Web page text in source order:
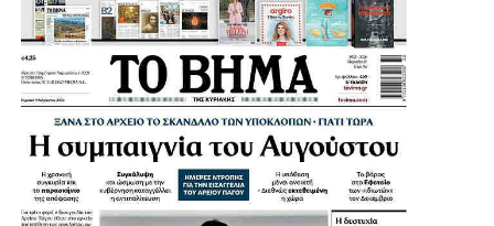
ΣΥΜΒΟΥΛΟΣ ΙΛΙΟΥ
ΧΡΟΝΟΠΟΥΛΟΥ ΚΩΝΣΤΑΝΤΙΝΑ ΔΗΜΟΤΙΚΗ
ΣΥΜΒΟΥΛΟΣ ΧΑΙΔΑΡΙΟΥ
ΣΠΥΡΟΣ ΑΠΟΣΤΟΛΟΠΟΥΛΟΣ ΔΙΟΙΚΗΤΗΣ
ΝΟΣΟΚΟΜΕΙΟΥ ΑΤΤΙΚΟΝ
ΑΛΕΞΑΝΔΡΑ ΓΕΩΡΓΑΚΑΚΟΥ ΔΙΟΚΗΤΡΙΑ